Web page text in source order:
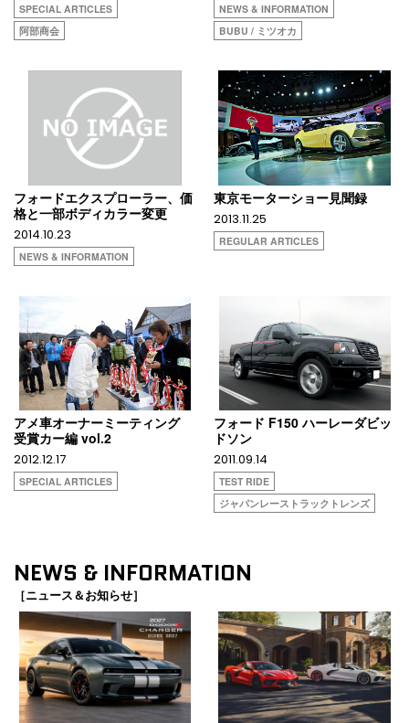
SPECIAL ARTICLES
阿部商会
NEWS & INFORMATION
BUBU / ミツオカ
フォードエクスプローラー、価
格と一部ボディカラー変更
2014.10.23
NEWS & INFORMATION
東京モーターショー見聞録
2013.11.25
REGULAR ARTICLES
アメ車オーナーミーティング
受賞カー編 vol.2
2012.12.17
SPECIAL ARTICLES
フォード F150 ハーレーダビッ
ドソン
2011.09.14
TEST RIDE
ジャパンレーストラックトレンズ
NEWS & INFORMATION
［ニュース＆お知らせ］